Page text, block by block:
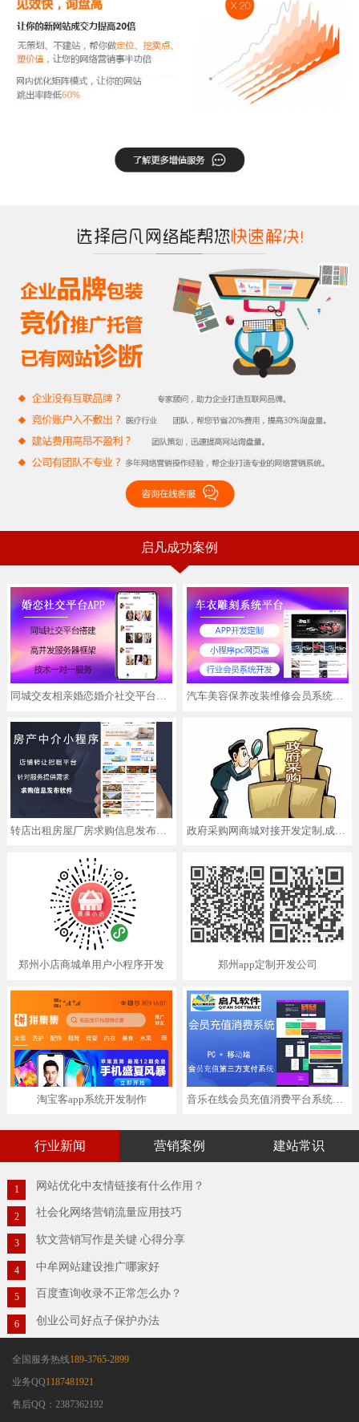
启凡成功案例
同城交友相亲婚恋婚介社交平台搭建APP小程序开发定制 汽车美容保养改装维修会员系统开发定制小程序pc网页端
政府采购网商城对接开发定制,成熟产品,低至8000元起
郑州小店商城单用户小程序开发 郑州app定制开发公司
淘宝客app系统开发制作
行业新闻 营销案例 建站常识
1 网站优化中友情链接有什么作用？
2 社会化网络营销流量应用技巧
3 软文营销写作是关键 心得分享
4 中牟网站建设推广哪家好
5 百度查询收录不正常怎么办？
6 创业公司好点子保护办法
全国服务热线189-3765-2899
业务QQ1187481921
售后QQ：2387362192